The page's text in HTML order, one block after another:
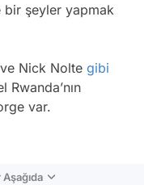
bir şeyler yapmak
Nick Nolte gibi
var.